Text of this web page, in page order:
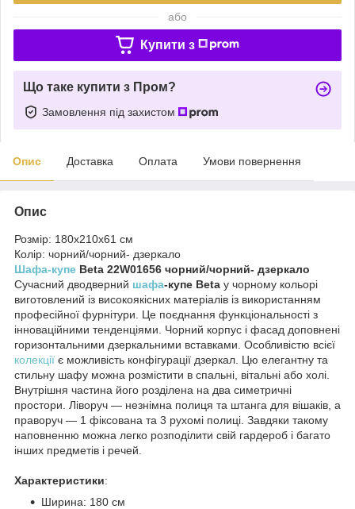
або
Купити з
Що таке купити з Пром?
Замовлення під захистом
Опис Доставка Оплата Умови повернення
Опис
Розмір: 180х210х61 см
Колір: чорний/чорний- дзеркало
Шафа-купе Beta 22W01656 чорний/чорний- дзеркало
Сучасний дводверний шафа-купе Beta у чорному кольорі
виготовлений із високоякісних матеріалів із використанням
професійної фурнітури. Це поєднання функціональності з
інноваційними тенденціями. Чорний корпус і фасад доповнені
горизонтальними дзеркальними вставками. Особливістю всієї
колекції є можливість конфігурації дзеркал. Цю елегантну та
стильну шафу можна розмістити в спальні, вітальні або холі.
Внутрішня частина його розділена на два симетричні
простори. Ліворуч — незнімна полиця та штанга для вішаків, а
праворуч — 1 фіксована та 3 рухомі полиці. Завдяки такому
наповненню можна легко розподілити свій гардероб і багато
інших предметів і речей.
Характеристики:
Ширина: 180 см